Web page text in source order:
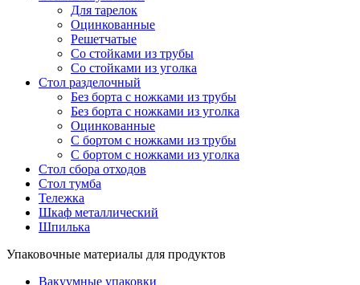
Для тарелок
Оцинкованные
Решетчатые
Со стойками из трубы
Со стойками из уголка
Стол разделочный
Без борта с ножками из трубы
Без борта с ножками из уголка
Оцинкованные
С бортом с ножками из трубы
С бортом с ножками из уголка
Стол сбора отходов
Стол тумба
Тележка
Шкаф металлический
Шпилька
Упаковочные материалы для продуктов
Вакуумные упаковки